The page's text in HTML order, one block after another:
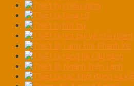
Thiết bị chiếu sáng
Thiết bị Gara cũ
Thiết bị hút bụi
Thiết bị hút bụi và chà nhám
Thiết Bị Láng Đĩa Phanh Xe
Thiết bị nâng hạ cầu nâng
Thiết Bị Ngành Điện Lạnh
Thiết bị sạc khởi động và